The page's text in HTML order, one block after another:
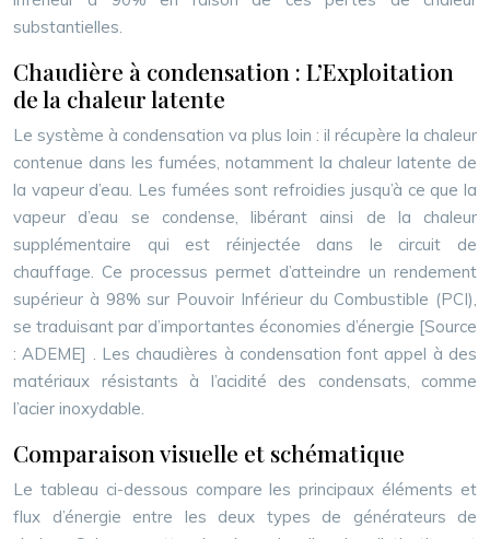
substantielles.
Chaudière à condensation : L’Exploitation
de la chaleur latente
Le système à condensation va plus loin : il récupère la chaleur
contenue dans les fumées, notamment la chaleur latente de
la vapeur d’eau. Les fumées sont refroidies jusqu’à ce que la
vapeur d’eau se condense, libérant ainsi de la chaleur
supplémentaire qui est réinjectée dans le circuit de
chauffage. Ce processus permet d’atteindre un rendement
supérieur à 98% sur Pouvoir Inférieur du Combustible (PCI),
se traduisant par d’importantes économies d’énergie [Source
: ADEME] . Les chaudières à condensation font appel à des
matériaux résistants à l’acidité des condensats, comme
l’acier inoxydable.
Comparaison visuelle et schématique
Le tableau ci-dessous compare les principaux éléments et
flux d’énergie entre les deux types de générateurs de